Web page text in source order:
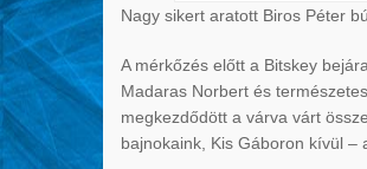
Nagy sikert aratott Biros Péter
A mérkőzés előtt a Bitskey
Madaras Norbert és
megkezdődött a várva várt
bajnokaink, Kis Gáboron kívül –